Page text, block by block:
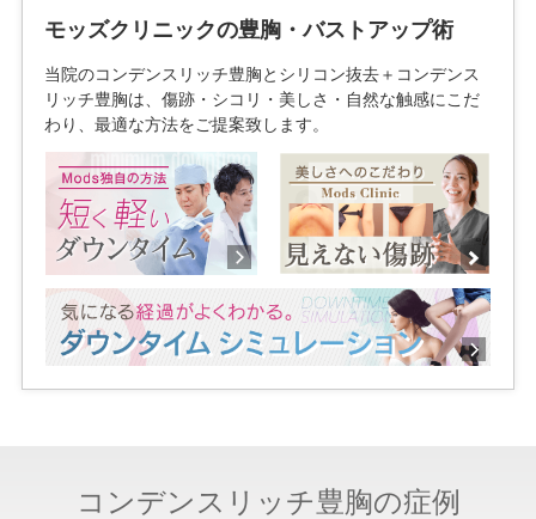
モッズクリニックの豊胸・バストアップ術
当院のコンデンスリッチ豊胸とシリコン抜去＋コンデンス
リッチ豊胸は、傷跡・シコリ・美しさ・自然な触感にこだ
わり、最適な方法をご提案致します。
コンデンスリッチ豊胸の症例